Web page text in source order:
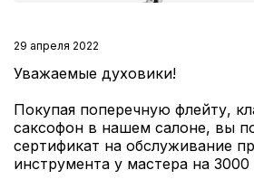
29 апреля 2022
Уважаемые духовики!
Покупая поперечную флейту,
саксофон в нашем салоне, вы
сертификат на обслуживание
инструмента у мастера на 3000